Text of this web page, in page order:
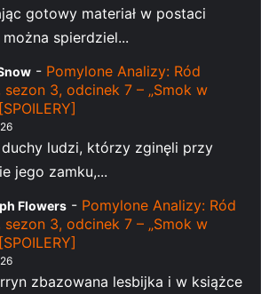
gotowy materiał w postaci
spierdziel...
- Pomylone Analizy: Ród
sezon 3, odcinek 7 – „Smok w
duchy ludzi, którzy zginęli przy
jego zamku,...
Flowers - Pomylone Analizy: Ród
sezon 3, odcinek 7 – „Smok w
zbazowana lesbijka i w książce